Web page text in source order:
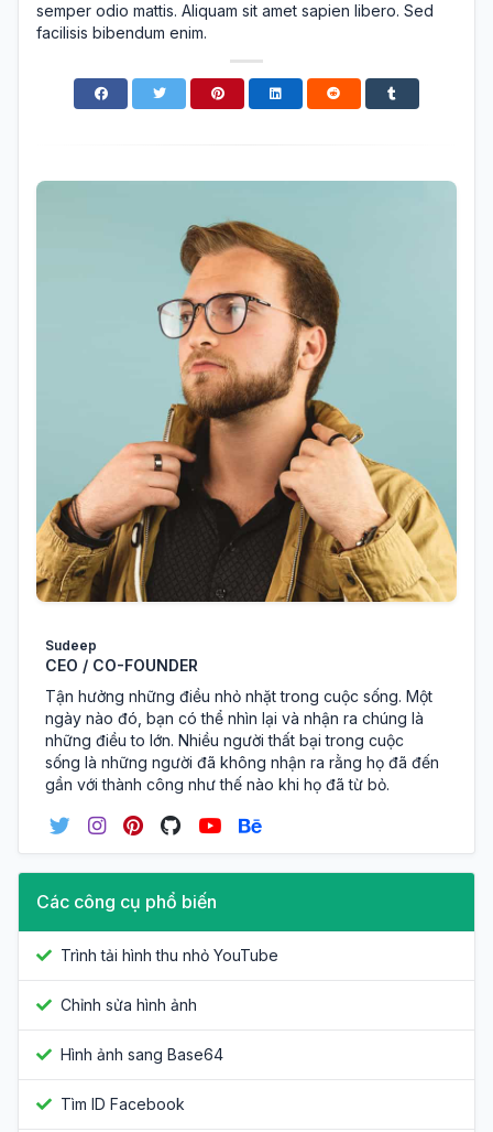
semper odio mattis. Aliquam sit amet sapien libero. Sed
facilisis bibendum enim.
Sudeep
CEO / CO-FOUNDER
Tận hưởng những điều nhỏ nhặt trong cuộc sống. Một
ngày nào đó, bạn có thể nhìn lại và nhận ra chúng là
những điều to lớn. Nhiều người thất bại trong cuộc
sống là những người đã không nhận ra rằng họ đã đến
gần với thành công như thế nào khi họ đã từ bỏ.
Các công cụ phổ biến
Trình tải hình thu nhỏ YouTube
Chỉnh sửa hình ảnh
Hình ảnh sang Base64
Tìm ID Facebook